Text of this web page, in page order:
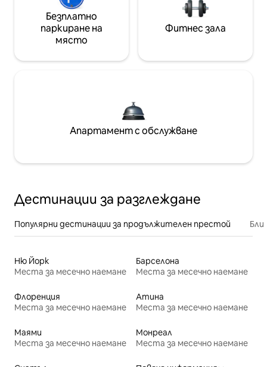
Безплатно
паркиране на
място
Фитнес зала
Апартамент с обслужване
Дестинации за разглеждане
Популярни дестинации за продължителен престой
Ню Йорк
Места за месечно наемане
Барселона
Места за месечно наемане
Флоренция
Места за месечно наемане
Атина
Места за месечно наемане
Маями
Места за месечно наемане
Монреал
Места за месечно наемане